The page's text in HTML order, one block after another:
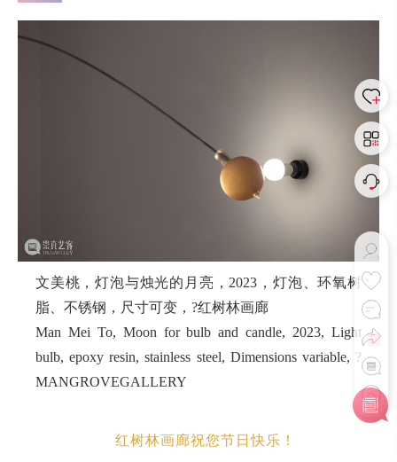
文美桃，灯泡与烛光的月亮，2023，灯泡、环氧树
脂、不锈钢，尺寸可变，?红树林画廊
Man Mei To, Moon for bulb and candle, 2023, Light
bulb, epoxy resin, stainless steel, Dimensions variable, ?
MANGROVEGALLERY
红树林画廊祝您节日快乐！